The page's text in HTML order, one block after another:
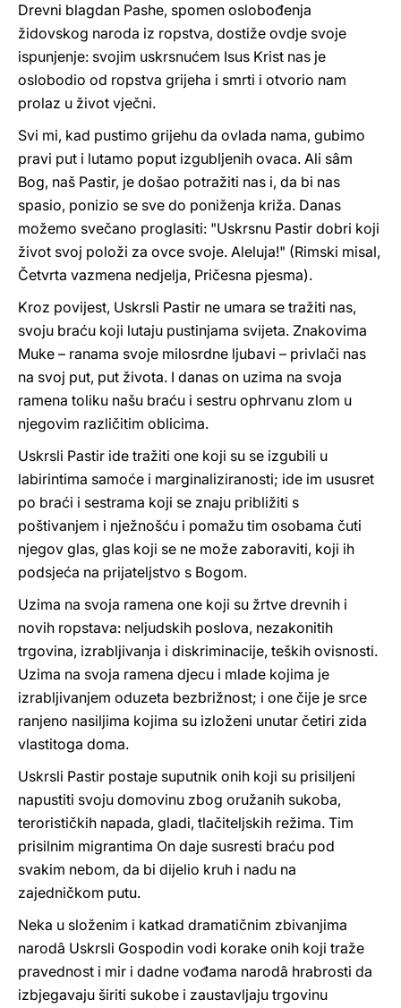
Drevni blagdan Pashe, spomen oslobođenja
židovskog naroda iz ropstva, dostiže ovdje svoje
ispunjenje: svojim uskrsnućem Isus Krist nas je
oslobodio od ropstva grijeha i smrti i otvorio nam
prolaz u život vječni.
Svi mi, kad pustimo grijehu da ovlada nama, gubimo
pravi put i lutamo poput izgubljenih ovaca. Ali sâm
Bog, naš Pastir, je došao potražiti nas i, da bi nas
spasio, ponizio se sve do poniženja križa. Danas
možemo svečano proglasiti: "Uskrsnu Pastir dobri koji
život svoj položi za ovce svoje. Aleluja!" (Rimski misal,
Četvrta vazmena nedjelja, Pričesna pjesma).
Kroz povijest, Uskrsli Pastir ne umara se tražiti nas,
svoju braću koji lutaju pustinjama svijeta. Znakovima
Muke – ranama svoje milosrdne ljubavi – privlači nas
na svoj put, put života. I danas on uzima na svoja
ramena toliku našu braću i sestru ophrvanu zlom u
njegovim različitim oblicima.
Uskrsli Pastir ide tražiti one koji su se izgubili u
labirintima samoće i marginaliziranosti; ide im ususret
po braći i sestrama koji se znaju približiti s
poštivanjem i nježnošću i pomažu tim osobama čuti
njegov glas, glas koji se ne može zaboraviti, koji ih
podsjeća na prijateljstvo s Bogom.
Uzima na svoja ramena one koji su žrtve drevnih i
novih ropstava: neljudskih poslova, nezakonitih
trgovina, izrabljivanja i diskriminacije, teških ovisnosti.
Uzima na svoja ramena djecu i mlade kojima je
izrabljivanjem oduzeta bezbrižnost; i one čije je srce
ranjeno nasiljima kojima su izloženi unutar četiri zida
vlastitoga doma.
Uskrsli Pastir postaje suputnik onih koji su prisiljeni
napustiti svoju domovinu zbog oružanih sukoba,
terorističkih napada, gladi, tlačiteljskih režima. Tim
prisilnim migrantima On daje susresti braću pod
svakim nebom, da bi dijelio kruh i nadu na
zajedničkom putu.
Neka u složenim i katkad dramatičnim zbivanjima
narodâ Uskrsli Gospodin vodi korake onih koji traže
pravednost i mir i dadne vođama narodâ hrabrosti da
izbjegavaju širiti sukobe i zaustavljaju trgovinu